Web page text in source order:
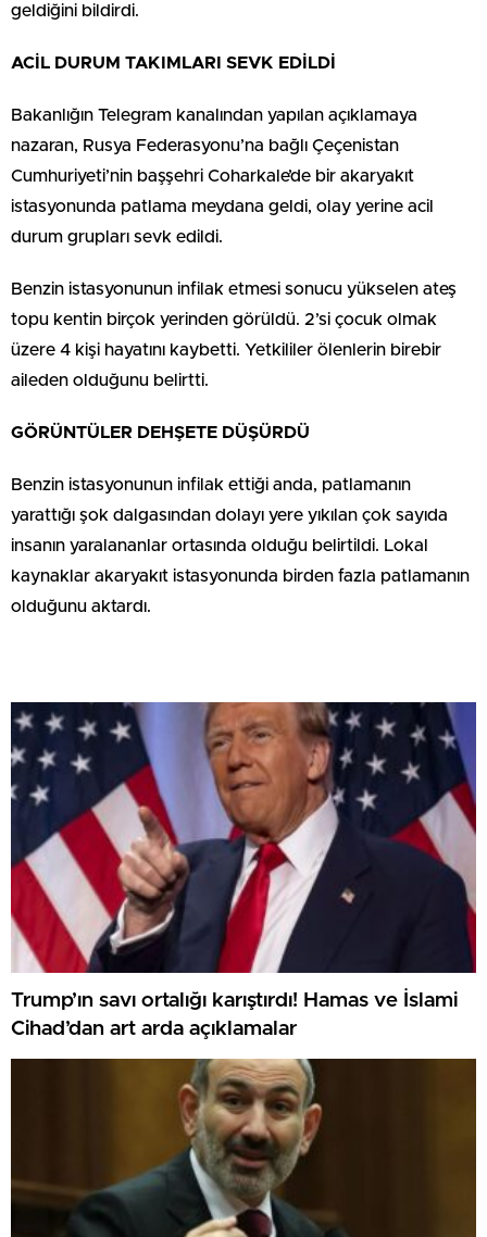
geldiğini bildirdi.
ACİL DURUM TAKIMLARI SEVK EDİLDİ
Bakanlığın Telegram kanalından yapılan açıklamaya
nazaran, Rusya Federasyonu’na bağlı Çeçenistan
Cumhuriyeti’nin başşehri Coharkale’de bir akaryakıt
istasyonunda patlama meydana geldi, olay yerine acil
durum grupları sevk edildi.
Benzin istasyonunun infilak etmesi sonucu yükselen ateş
topu kentin birçok yerinden görüldü. 2’si çocuk olmak
üzere 4 kişi hayatını kaybetti. Yetkililer ölenlerin birebir
aileden olduğunu belirtti.
GÖRÜNTÜLER DEHŞETE DÜŞÜRDÜ
Benzin istasyonunun infilak ettiği anda, patlamanın
yarattığı şok dalgasından dolayı yere yıkılan çok sayıda
insanın yaralananlar ortasında olduğu belirtildi. Lokal
kaynaklar akaryakıt istasyonunda birden fazla patlamanın
olduğunu aktardı.
Trump’ın savı ortalığı karıştırdı! Hamas ve İslami
Cihad’dan art arda açıklamalar